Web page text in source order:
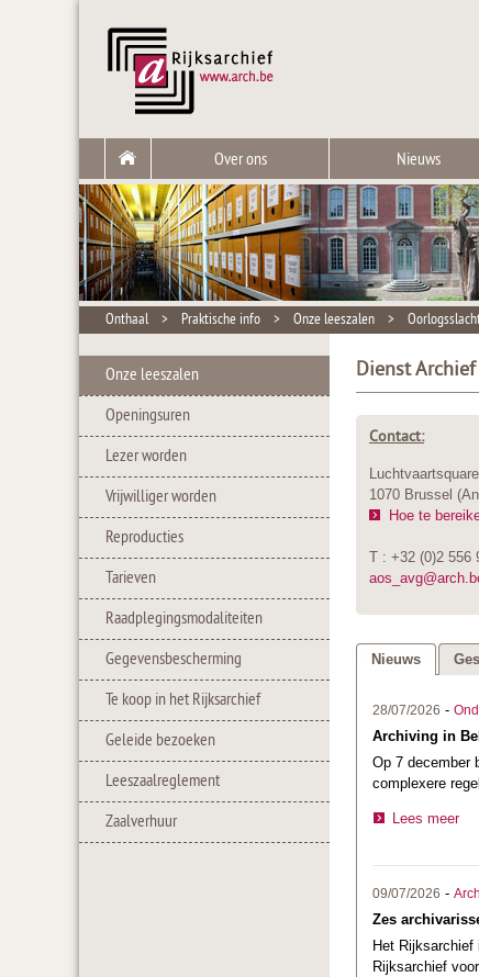
Over ons Nieuws
Onthaal > Praktische info > Onze leeszalen >
Onze leeszalen
Openingsuren
Lezer worden
Vrijwilliger worden
Reproducties
Tarieven
Raadplegingsmodaliteiten
Gegevensbescherming
Te koop in het Rijksarchief
Geleide bezoeken
Leeszaalreglement
Zaalverhuur
Dienst
Contact:
1070 Brussel
Hoe te
T : +32 (0)2 556
Nieuws
28/07/2026 -
Archiving in
Op 7 december
complexere
Lees meer
09/07/2026 -
Zes
Het Rijksarchief
Rijksarchief